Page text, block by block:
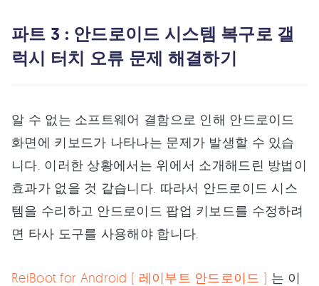
파트 3 : 안드로이드 시스템 복구로 갤
럭시 터치 오류 문제 해결하기
알 수 없는 소프트웨어 결함으로 인해 안드로이드
화면에 키보드가 나타나는 문제가 발생할 수 있습
니다. 이러한 상황에서는 위에서 소개해드린 방법이
효과가 없을 것 같습니다. 따라서 안드로이드 시스
템을 수리하고 안드로이드 팝업 키보드를 수정하려
면 타사 도구를 사용해야 합니다.
ReiBoot for Android ( 레이부트 안드로이드 ) 는 이